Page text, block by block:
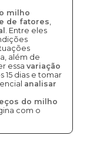
milho
de fatores,
. Entre eles
além de
essa variação
15 dias e tomar
analisar
do milho
com o